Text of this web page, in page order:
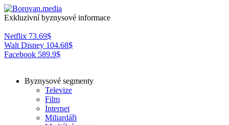
Exkluzivní byznysové informace
Netflix 73.69$
Walt Disney 104.68$
Facebook 589.9$
Byznysové segmenty
Televize
Film
Internet
Miliardáři